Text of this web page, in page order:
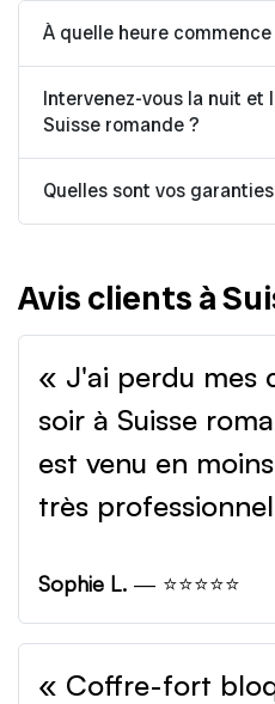
À quelle heure
Intervenez-vous la nuit et
Suisse romande ?
Quelles sont vos
Avis clients à
« J'ai perdu mes
soir à Suisse
est venu en
très
Sophie L. — ⭐⭐⭐⭐⭐
« Coffre-fort